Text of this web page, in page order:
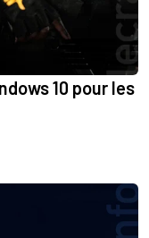
10 pour les